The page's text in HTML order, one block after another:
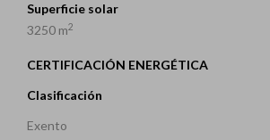
Superficie solar
3250 m2
CERTIFICACIÓN ENERGÉTICA
Clasificación
Exento